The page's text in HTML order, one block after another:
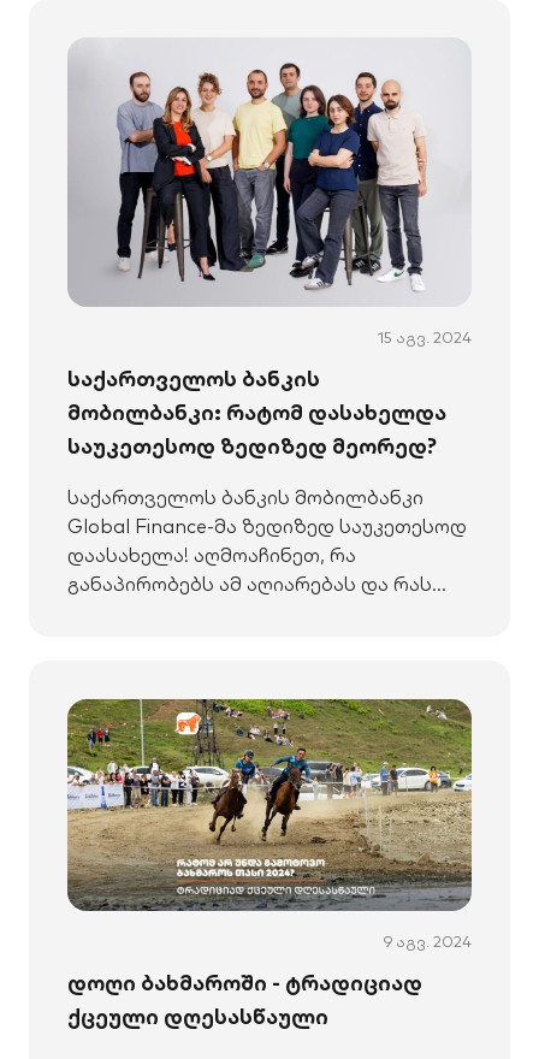
15 აგვ. 2024
საქართველოს ბანკის
მობილბანკი: რატომ დასახელდა
საუკეთესოდ ზედიზედ მეორედ?
საქართველოს ბანკის მობილბანკი
Global Finance-მა ზედიზედ საუკეთესოდ
დაასახელა! აღმოაჩინეთ, რა
განაპირობებს ამ აღიარებას და რას
9 აგვ. 2024
დოღი ბახმაროში - ტრადიციად
ქცეული დღესასწაული